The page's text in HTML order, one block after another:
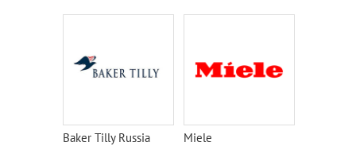
Baker Tilly Russia Miele